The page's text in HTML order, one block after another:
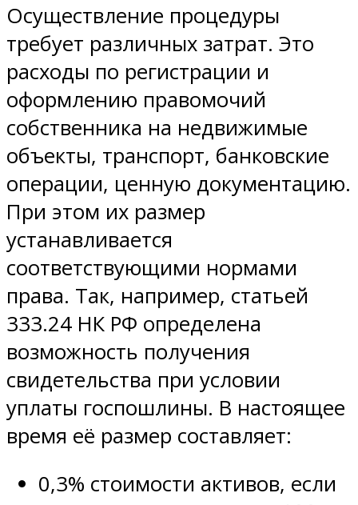
Осуществление процедуры
требует различных затрат. Это
расходы по регистрации и
оформлению правомочий
собственника на недвижимые
объекты, транспорт, банковские
операции, ценную документацию.
При этом их размер
устанавливается
соответствующими нормами
права. Так, например, статьей
333.24 НК РФ определена
возможность получения
свидетельства при условии
уплаты госпошлины. В настоящее
время её размер составляет:
0,3% стоимости активов, если